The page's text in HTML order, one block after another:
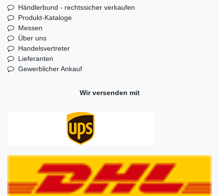
Händlerbund - rechtssicher verkaufen
Produkt-Kataloge
Messen
Über uns
Handelsvertreter
Lieferanten
Gewerblicher Ankauf
Wir versenden mit